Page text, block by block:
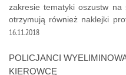
zakresie tematyki oszustw na
otrzymują również naklejki
16.11.2018
POLICJANCI
KIEROWCĘ